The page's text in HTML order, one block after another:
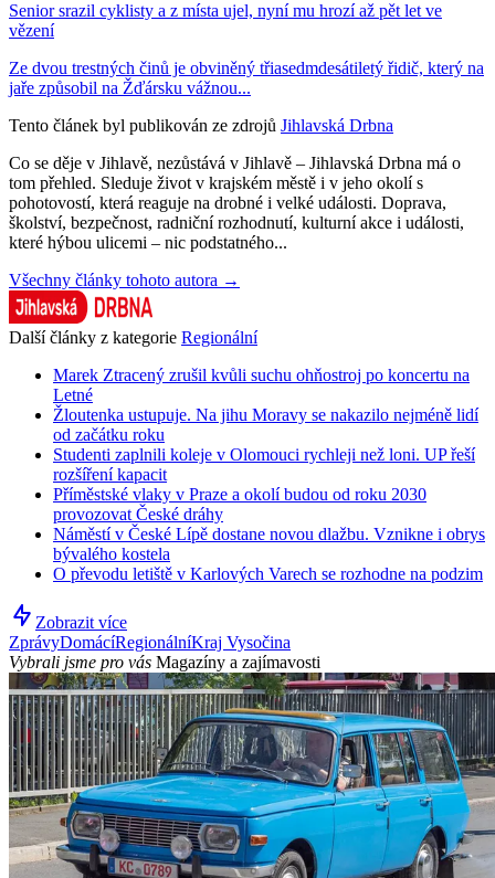
Senior srazil cyklisty a z místa ujel, nyní mu hrozí až pět let ve
vězení
Ze dvou trestných činů je obviněný třiasedmdesátiletý řidič, který na
jaře způsobil na Žďársku vážnou...
Tento článek byl publikován ze zdrojů Jihlavská Drbna
Co se děje v Jihlavě, nezůstává v Jihlavě – Jihlavská Drbna má o
tom přehled. Sleduje život v krajském městě i v jeho okolí s
pohotovostí, která reaguje na drobné i velké události. Doprava,
školství, bezpečnost, radniční rozhodnutí, kulturní akce i události,
které hýbou ulicemi – nic podstatného...
Všechny články tohoto autora →
Další články z kategorie Regionální
Marek Ztracený zrušil kvůli suchu ohňostroj po koncertu na
Letné
Žloutenka ustupuje. Na jihu Moravy se nakazilo nejméně lidí
od začátku roku
Studenti zaplnili koleje v Olomouci rychleji než loni. UP řeší
rozšíření kapacit
Příměstské vlaky v Praze a okolí budou od roku 2030
provozovat České dráhy
Náměstí v České Lípě dostane novou dlažbu. Vznikne i obrys
bývalého kostela
O převodu letiště v Karlových Varech se rozhodne na podzim
Zobrazit více
ZprávyDomácíRegionálníKraj Vysočina
Vybrali jsme pro vás Magazíny a zajímavosti